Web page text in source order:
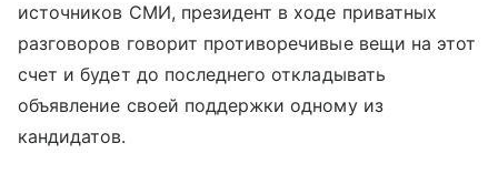
источников СМИ, президент в ходе приватных
разговоров говорит противоречивые вещи на этот
счет и будет до последнего откладывать
объявление своей поддержки одному из
кандидатов.